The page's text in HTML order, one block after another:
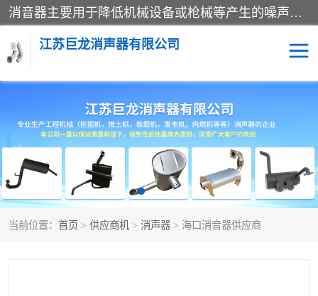
消音器主要用于降低机械设备或枪械等产生的噪声。它通过阻尼或增加排气面积来降低排气速度和功率，从而降低噪声。常见的消音器类型包括阻性消声器、抗性消声器、共振消声器以及阻抗复合式消声器等。这些消音器各有特点，适用于不同频率的噪声消除。
江苏巨龙消声器有限公司
当前位置： 首页 > 供应商机 > 消声器 > 海口消音器供应商
消声器